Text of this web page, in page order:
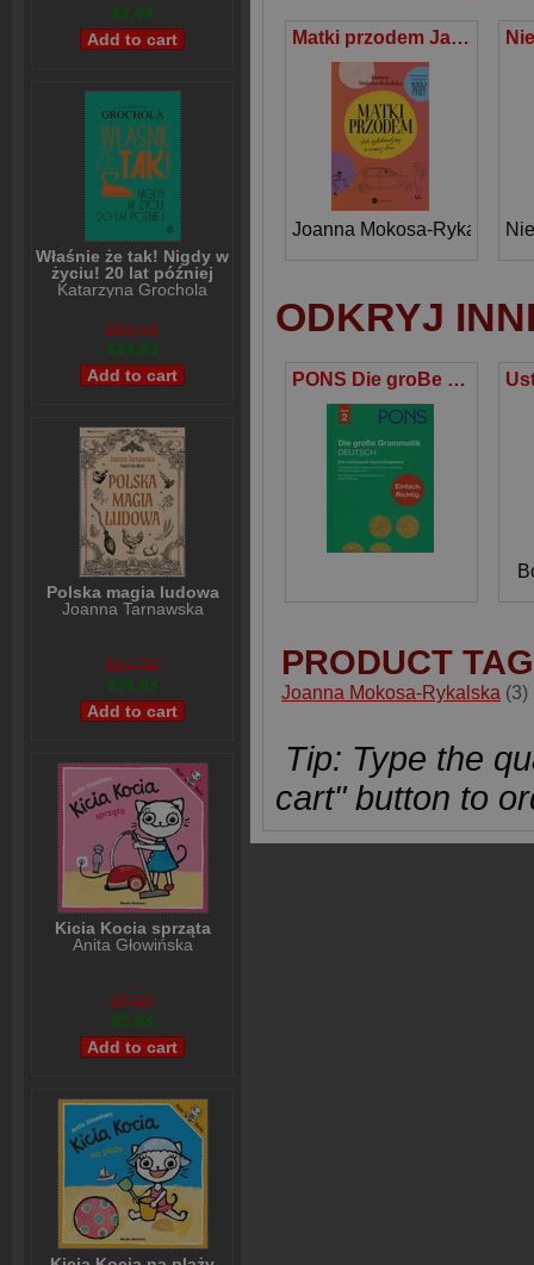
$2,99
Właśnie że tak! Nigdy w
życiu! 20 lat później
Katarzyna Grochola
$31,10
$24,93
Polska magia ludowa
Joanna Tarnawska
$31,78
$24,93
Kicia Kocia sprząta
Anita Głowińska
$7,97
$5,98
Matki przodem Jak wylądowałyśmy w ciemnej d***e
Joanna Mokosa-Rykalska
ODKRYJ
PONS Die groBe Grammatik Band 2 Deutsch
PRODUCT
Joanna Mokosa-Rykalska (3)
Tip: Type the
cart" button to